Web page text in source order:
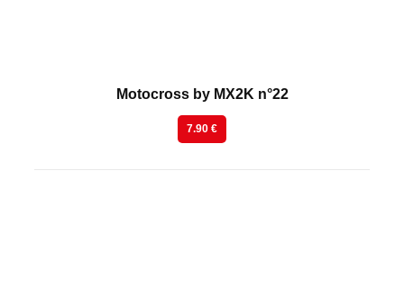
Motocross by MX2K n°22
7.90 €